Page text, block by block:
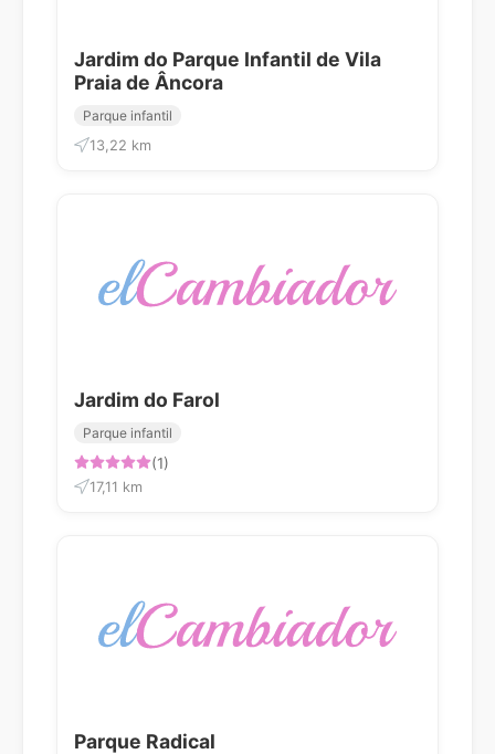
Jardim do Parque Infantil de Vila
Praia de Âncora
Parque infantil
13,22 km
Jardim do Farol
Parque infantil
(1)
17,11 km
Parque Radical